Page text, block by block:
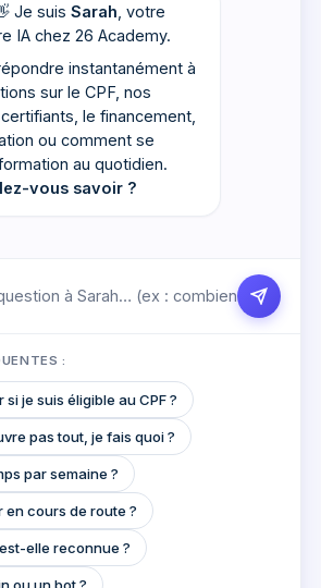
Je suis Sarah , votre
IA chez 26 Academy.
instantanément à
sur le CPF, nos
le financement,
ou comment se
au quotidien.
vous savoir ?
:
je suis éligible au CPF ?
pas tout, je fais quoi ?
par semaine ?
en cours de route ?
elle reconnue ?
ou un bot ?